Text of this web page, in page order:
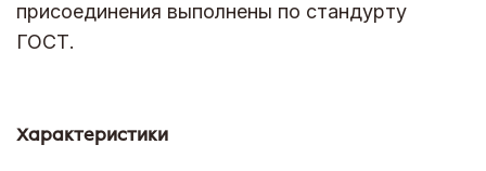
присоединения выполнены по стандурту
ГОСТ.
Характеристики